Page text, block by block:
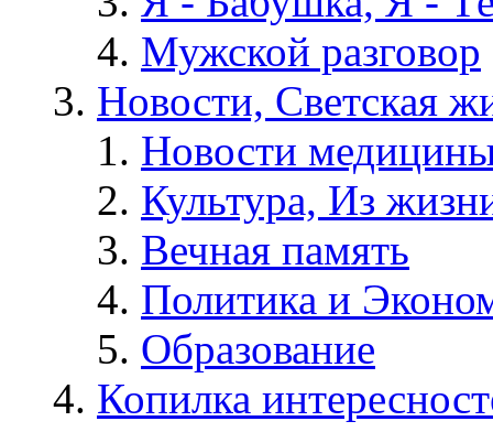
Мужской разговор
Новости, Светская
Новости
Культура, Из
Вечная память
Политика и
Образование
Копилка